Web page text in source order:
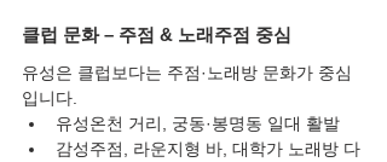
클럽 문화 – 주점 & 노래주점 중심
유성은 클럽보다는 주점·노래방 문화가 중심
입니다.
유성온천 거리, 궁동·봉명동 일대 활발
감성주점, 라운지형 바, 대학가 노래방 다